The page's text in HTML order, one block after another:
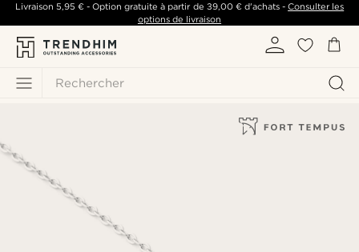
Rechercher
Livraison 5,95 €- Option gratuite à partir de 39,00 €d'achats -Consulter les
options de livraison